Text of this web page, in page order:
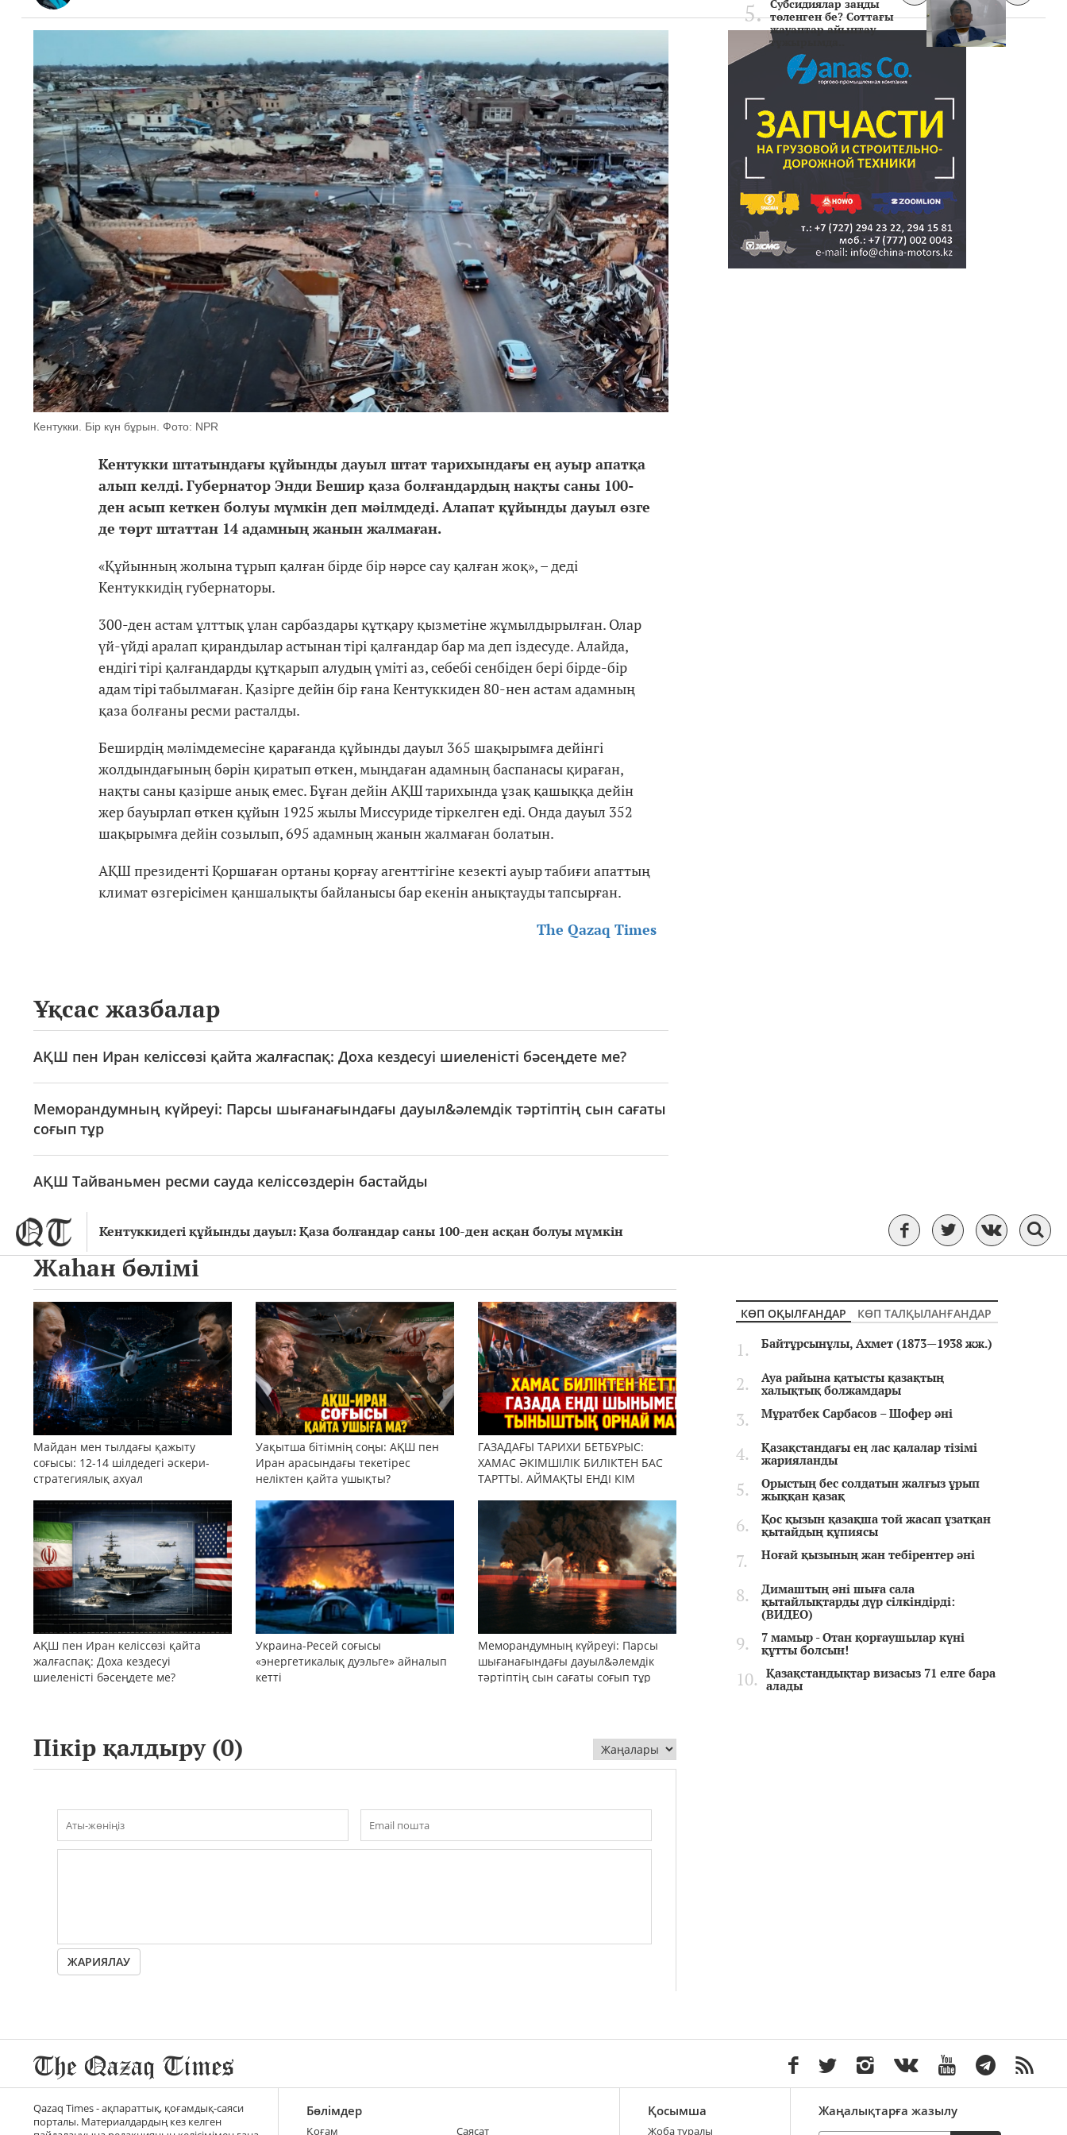
Кентуккидегі құйынды дауыл: Қаза болғандар саны 100-ден асқан болуы мүмкін
Кентукки. Бір күн бұрын. Фото: NPR
Кентукки штатындағы құйынды дауыл штат тарихындағы ең ауыр апатқа
алып келді. Губернатор Энди Бешир қаза болғандардың нақты саны 100-
ден асып кеткен болуы мүмкін деп мәілмдеді. Алапат құйынды дауыл өзге
де төрт штаттан 14 адамның жанын жалмаған.
«Құйынның жолына тұрып қалған бірде бір нәрсе сау қалған жоқ», – деді
Кентуккидің губернаторы.
300-ден астам ұлттық ұлан сарбаздары құтқару қызметіне жұмылдырылған. Олар
үй-үйді аралап қирандылар астынан тірі қалғандар бар ма деп іздесуде. Алайда,
ендігі тірі қалғандарды құтқарып алудың үміті аз, себебі сенбіден бері бірде-бір
адам тірі табылмаған. Қазірге дейін бір ғана Кентуккиден 80-нен астам адамның
қаза болғаны ресми расталды.
Беширдің мәлімдемесіне қарағанда құйынды дауыл 365 шақырымға дейінгі
жолдындағының бәрін қиратып өткен, мыңдаған адамның баспанасы қираған,
нақты саны қазірше анық емес. Бұған дейін АҚШ тарихында ұзақ қашыққа дейін
жер бауырлап өткен құйын 1925 жылы Миссуриде тіркелген еді. Онда дауыл 352
шақырымға дейін созылып, 695 адамның жанын жалмаған болатын.
АҚШ президенті Қоршаған ортаны қорғау агенттігіне кезекті ауыр табиғи апаттың
климат өзгерісімен қаншалықты байланысы бар екенін анықтауды тапсырған.
The Qazaq Times
Ұқсас жазбалар
АҚШ пен Иран келіссөзі қайта жалғаспақ: Доха кездесуі шиеленісті бәсеңдете ме?
Меморандумның күйреуі: Парсы шығанағындағы дауыл&әлемдік тәртіптің сын сағаты
соғып тұр
АҚШ Тайваньмен ресми сауда келіссөздерін бастайды
Субсидиялар заңды
төленген бе? Соттағы
жауаптар айыптау
тұжырымда..
Жаһан бөлімі
Майдан мен тылдағы қажыту
соғысы: 12-14 шілдедегі әскери-
стратегиялық ахуал
Уақытша бітімнің соңы: АҚШ пен
Иран арасындағы текетірес
неліктен қайта ушықты?
ГАЗАДАҒЫ ТАРИХИ БЕТБҰРЫС:
ХАМАС ӘКІМШІЛІК БИЛІКТЕН БАС
ТАРТТЫ. АЙМАҚТЫ ЕНДІ КІМ
АҚШ пен Иран келіссөзі қайта
жалғаспақ: Доха кездесуі
шиеленісті бәсеңдете ме?
Украина-Ресей соғысы
«энергетикалық дуэльге» айналып
кетті
Меморандумның күйреуі: Парсы
шығанағындағы дауыл&әлемдік
тәртіптің сын сағаты соғып тұр
Пікір қалдыру (0)
ЖАРИЯЛАУ
КӨП ОҚЫЛҒАНДАР
КӨП ТАЛҚЫЛАНҒАНДАР
Байтұрсынұлы, Ахмет (1873—1938 жж.)
Ауа райына қатысты қазақтың
халықтық болжамдары
Мұратбек Сарбасов – Шофер әні
Қазақстандағы ең лас қалалар тізімі
жарияланды
Орыстың бес солдатын жалғыз ұрып
жыққан қазақ
Қос қызын қазақша той жасап ұзатқан
қытайдың құпиясы
Ноғай қызының жан тебірентер әні
Димаштың әні шыға сала
қытайлықтарды дүр сілкіндірді:
(ВИДЕО)
7 мамыр - Отан қорғаушылар күні
құтты болсын!
Қазақстандықтар визасыз 71 елге бара
алады
Qazaq Times - ақпараттық, қоғамдық-саяси
порталы. Материалдардың кез келген
Бөлімдер
Қоғам Саясат
Қосымша
Жоба туралы
Жаңалықтарға жазылу